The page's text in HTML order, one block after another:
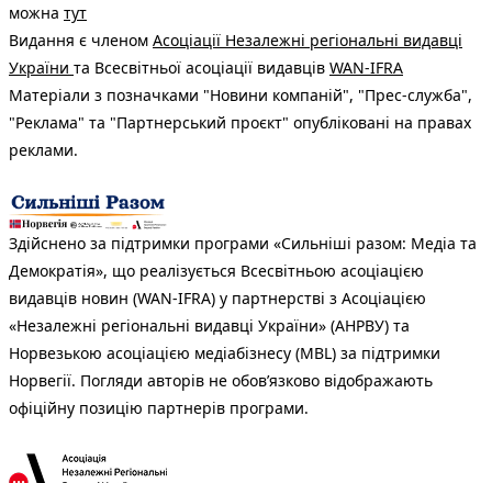
можна тут
Видання є членом Асоціації Незалежні регіональні видавці
України та Всесвітньої асоціації видавців WAN-IFRA
Матеріали з позначками "Новини компаній", "Прес-служба",
"Реклама" та "Партнерський проєкт" опубліковані на правах
реклами.
Здійснено за підтримки програми «Сильніші разом: Медіа та
Демократія», що реалізується Всесвітньою асоціацією
видавців новин (WAN-IFRA) у партнерстві з Асоціацією
«Незалежні регіональні видавці України» (АНРВУ) та
Норвезькою асоціацією медіабізнесу (MBL) за підтримки
Норвегії. Погляди авторів не обов’язково відображають
офіційну позицію партнерів програми.